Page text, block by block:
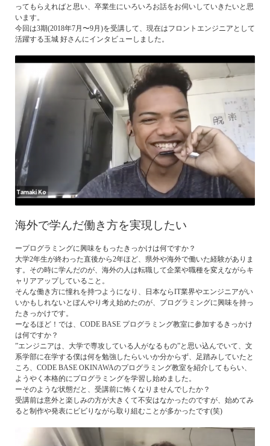
ってもらえればと思い、卒業生にいろいろお話をお伺いしていきたいと思
います。
今回は3期(2018年7月〜9月)を受講して、現在はフロントエンジニアとして
活躍する玉城 好さんにインタビューしました。
海外で学んだ働き方を実現したい
ープログラミングに興味をもったきっかけは何ですか？
大学2年生が終わった直後から2年ほど、県外や海外で働いた経験がありま
す。その時に学んだのが、海外の人は転職して企業や職種を変えながらキ
ャリアアップしていること。
そんな働き方に憧れを持つようになり、日本ならIT業界やエンジニアがい
いかもしれないとぼんやり考え始めたのが、プログラミングに興味を持っ
たきっかけです。
ーなるほど！では、CODE BASE プログラミング教室に参加するきっかけ
は何ですか？
”エンジニアは、大学で専攻している人がなるもの”と思い込んでいて、文
系学部に在学する僕は何を勉強したらいいか分からず、足踏みしていたと
ころ、CODE BASE OKINAWAのプログラミング教室を紹介してもらい、
ようやく本格的にプログラミングを学習し始めました。
ーそのような状態だと、受講前に怖くなりませんでしたか？
受講前は意外と楽しみの方が大きくて不安はなかったのですが、始めてみ
ると制作や発表にビビりながら取り組むことが多かったです(笑)